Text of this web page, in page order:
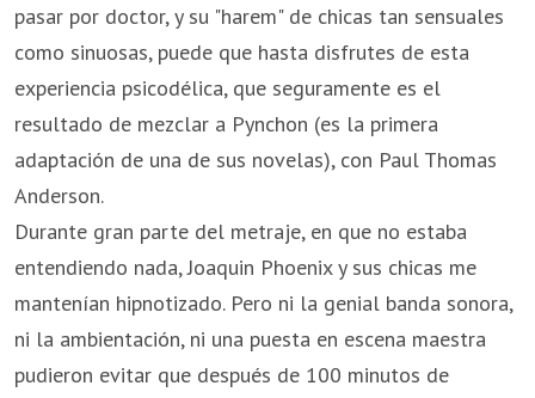
pasar por doctor, y su "harem" de chicas tan sensuales
como sinuosas, puede que hasta disfrutes de esta
experiencia psicodélica, que seguramente es el
resultado de mezclar a Pynchon (es la primera
adaptación de una de sus novelas), con Paul Thomas
Anderson.
Durante gran parte del metraje, en que no estaba
entendiendo nada, Joaquin Phoenix y sus chicas me
mantenían hipnotizado. Pero ni la genial banda sonora,
ni la ambientación, ni una puesta en escena maestra
pudieron evitar que después de 100 minutos de